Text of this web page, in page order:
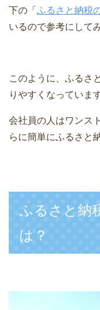
下の「 ふるさと納税
いるので参考にして
このように、ふるさ
りやすくなっていま
会社員の人はワンス
らに簡単にふるさと
ふるさと納
は？